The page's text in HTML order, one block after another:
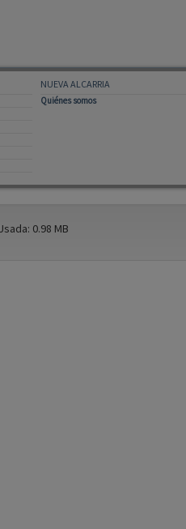
NUEVA ALCARRIA
Quiénes somos
0.98 MB